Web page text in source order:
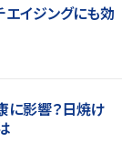
エイジングにも効
に影響？日焼け